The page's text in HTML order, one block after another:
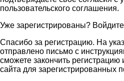
пользовательского соглашения.
Уже зарегистрированы? Войдите
Спасибо за регистрацию. На
отправлено письмо с
сможете закончить регистрацию
сайта для зарегистрированных